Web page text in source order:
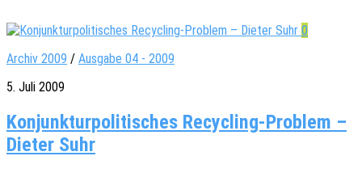
0
Archiv 2009 / Ausgabe 04 - 2009
5. Juli 2009
Konjunkturpolitisches Recycling-Problem –
Dieter Suhr